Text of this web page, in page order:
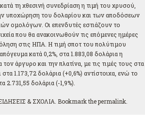
τη χθεσινή συνεδρίαση η τιμή του χρυσού,
υποχώρηση του δολαρίου και των αποδόσεων
ομολόγων. Οι επενδυτές εστιάζουν το
που θα ανακοινωθούν τις επόμενες ημέρες
στις ΗΠΑ. Η τιμή σποτ του πολύτιμου
κατά 0,2%, στα 1.883,08 δολάρια η
άργυρο και την πλατίνα, με τις τιμές τους στα
1.173,72 δολάρια (+0,6%) αντίστοιχα, ενώ το
δολάρια (-1,9%).
& ΣΧΟΛΙΑ . Bookmark thepermalink